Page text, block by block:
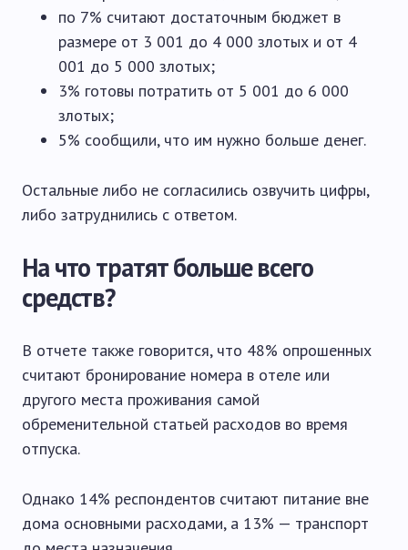
по 7% считают достаточным бюджет в
размере от 3 001 до 4 000 злотых и от 4
001 до 5 000 злотых;
3% готовы потратить от 5 001 до 6 000
злотых;
5% сообщили, что им нужно больше денег.
Остальные либо не согласились озвучить цифры,
либо затруднились с ответом.
На что тратят больше всего
средств?
В отчете также говорится, что 48% опрошенных
считают бронирование номера в отеле или
другого места проживания самой
обременительной статьей расходов во время
отпуска.
Однако 14% респондентов считают питание вне
дома основными расходами, а 13% — транспорт